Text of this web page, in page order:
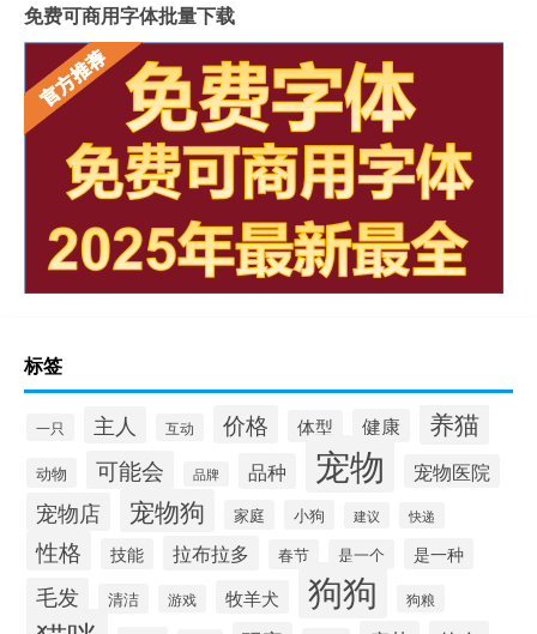
免费可商用字体批量下载
标签
一只 主人 互动 价格 体型 健康 养猫
动物 可能会 品牌 品种 宠物 宠物医院
宠物店 宠物狗 家庭 小狗 建议 快递
性格 技能 拉布拉多 春节 是一个 是一种
毛发 清洁 游戏 牧羊犬 狗狗 狗粮